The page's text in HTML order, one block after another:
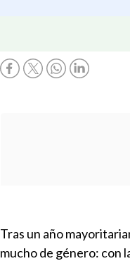
Tras un año
mucho de género: con